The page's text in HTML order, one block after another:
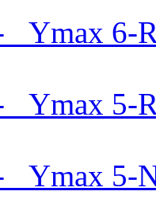
6-
5-
5-